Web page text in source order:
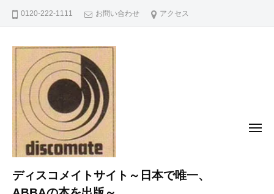
0120-222-1111 お問い合わせ アクセス
ディスコメイトサイト～日本で唯一、
メ